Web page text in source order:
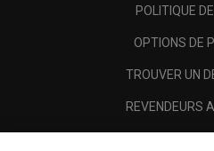
POLITIQUE
OPTIONS DE
TROUVER UN
REVENDEURS